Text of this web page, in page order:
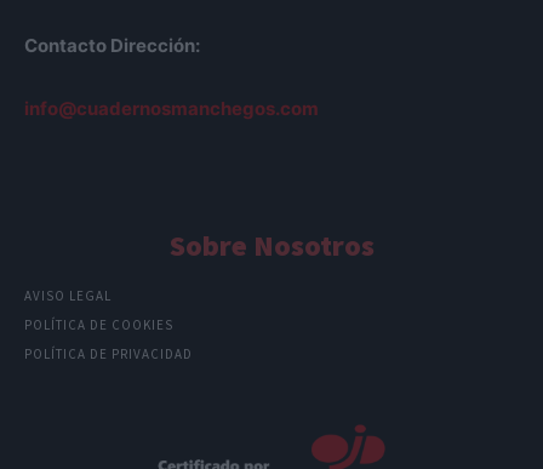
Contacto Dirección:
info@cuadernosmanchegos.com
Sobre Nosotros
AVISO LEGAL
POLÍTICA DE COOKIES
POLÍTICA DE PRIVACIDAD